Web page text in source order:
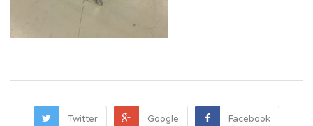
Twitter Google Facebook